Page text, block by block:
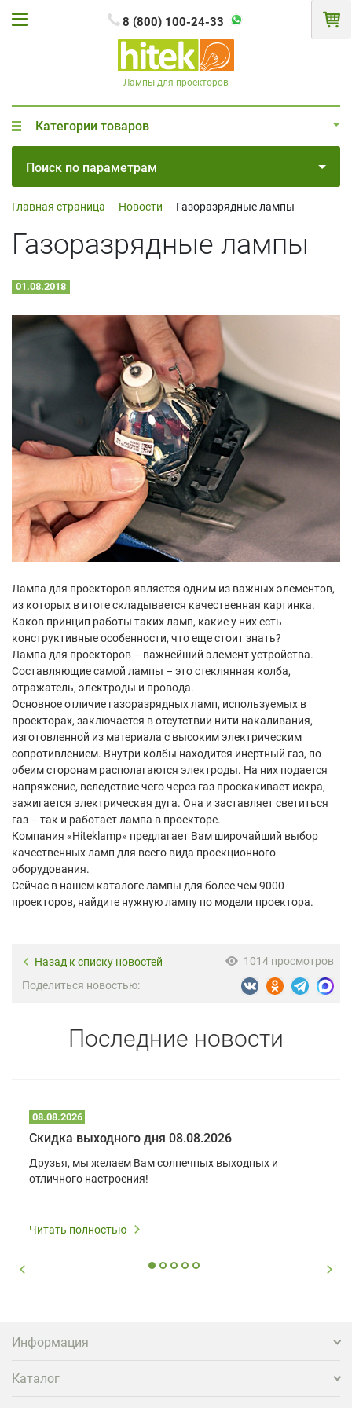
8 (800) 100-24-33
Лампы для проекторов
Категории товаров
Поиск по параметрам
Главная страница - Новости - Газоразрядные лампы
Газоразрядные лампы
01.08.2018
Лампа для проекторов является одним из важных элементов,
из которых в итоге складывается качественная картинка.
Каков принцип работы таких ламп, какие у них есть
конструктивные особенности, что еще стоит знать?
Лампа для проекторов – важнейший элемент устройства.
Составляющие самой лампы – это стеклянная колба,
отражатель, электроды и провода.
Основное отличие газоразрядных ламп, используемых в
проекторах, заключается в отсутствии нити накаливания,
изготовленной из материала с высоким электрическим
сопротивлением. Внутри колбы находится инертный газ, по
обеим сторонам располагаются электроды. На них подается
напряжение, вследствие чего через газ проскакивает искра,
зажигается электрическая дуга. Она и заставляет светиться
газ – так и работает лампа в проекторе.
Компания «Нiteklamp» предлагает Вам широчайший выбор
качественных ламп для всего вида проекционного
оборудования.
Сейчас в нашем каталоге лампы для более чем 9000
проекторов, найдите нужную лампу по модели проектора.
Назад к списку новостей
1014 просмотров
Поделиться новостью:
Последние новости
08.08.2026
Скидка выходного дня 08.08.2026
Друзья, мы желаем Вам солнечных выходных и
отличного настроения!
Читать полностью
Информация
Каталог